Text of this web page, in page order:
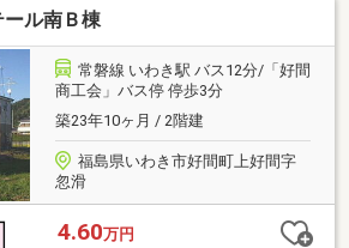
ール南Ｂ棟
常磐線 いわき駅 バス12分/「好間
商工会」バス停 停歩3分
築23年10ヶ月 / 2階建
福島県いわき市好間町上好間字
忽滑
4.60万円